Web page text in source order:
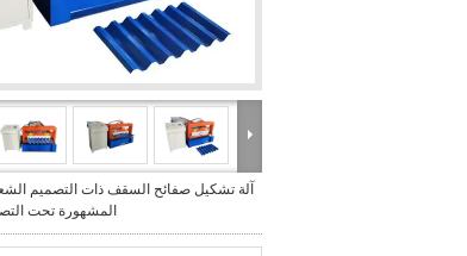
آلة تشكيل صفائح السقف ذات التصميم
المشهورة تحت